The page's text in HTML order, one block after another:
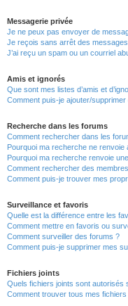
Messagerie privée
Je ne peux pas envoyer de
Je reçois sans arrêt des
J’ai reçu un spam ou un courriel
Amis et ignorés
Que sont mes listes d’amis et
Comment puis-je ajouter/supprimer
Recherche dans les forums
Comment rechercher dans les
Pourquoi ma recherche ne renvoie
Pourquoi ma recherche renvoie
Comment rechercher des
Comment puis-je trouver mes
Surveillance et favoris
Quelle est la différence entre les
Comment mettre en favoris ou
Comment surveiller des forums ?
Comment puis-je supprimer mes
Fichiers joints
Quels fichiers joints sont autorisés
Comment trouver tous mes fichiers